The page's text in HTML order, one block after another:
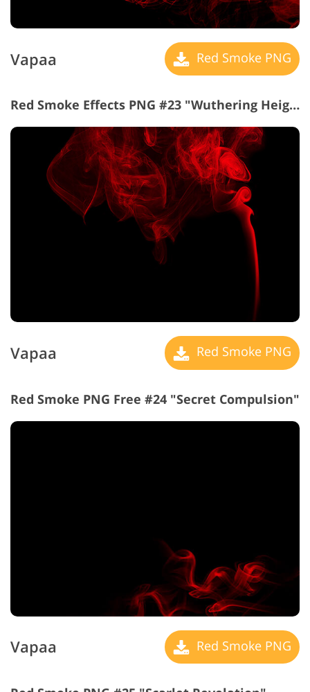
Vapaa Red Smoke PNG
Red Smoke Effects PNG #23 "Wuthering Heights"
Vapaa Red Smoke PNG
Red Smoke PNG Free #24 "Secret Compulsion"
Vapaa Red Smoke PNG